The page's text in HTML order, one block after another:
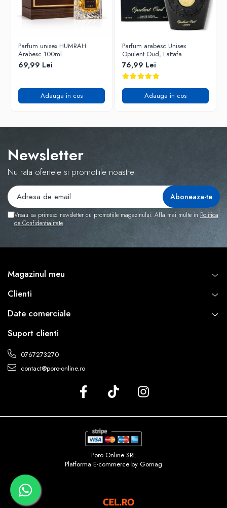
Parfum unisex HUMRAH
Arabesc 100ml
69,99 Lei
Adauga in cos
Parfum arabesc Unisex
Opulent Oud, Lattafa
76,99 Lei
Adauga in cos
Newsletter
Nu rata ofertele si promotiile noastre
Vreau sa primesc newsletter cu promotiile magazinului. Afla mai multe in Politica
de Confidentialitate
Magazinul meu
Clienti
Date comerciale
Suport clienti
0767273270
contact@poro-online.ro
Poro Online SRL
Platforma E-commerce by Gomag